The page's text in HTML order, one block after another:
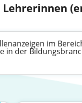
im
in der